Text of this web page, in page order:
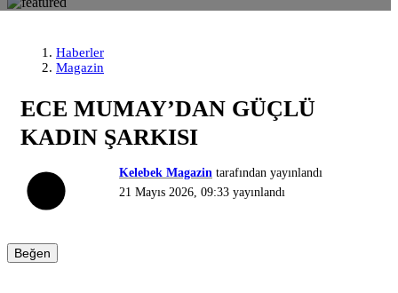
Haberler
Magazin
ECE MUMAY’DAN GÜÇLÜ
KADIN ŞARKISI
Kelebek Magazin tarafından yayınlandı
21 Mayıs 2026, 09:33 yayınlandı
Beğen